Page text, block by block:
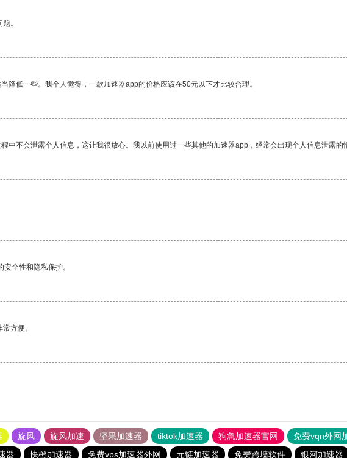
。
降低一些。我个人觉得，一款加速器app的价格应该在50元以下才比较合理。
中不会泄露个人信息，这让我很放心。我以前使用过一些其他的加速器app，经常会出现个人信息泄露的
全性和隐私保护。
方便。
旋风 旋风加速 坚果加速器 tiktok加速器 狗急加速器官网 免费vqn外网
器 快橙加速器 免费vps加速器外网 元链加速器 免费跨墙软件 银河加速器